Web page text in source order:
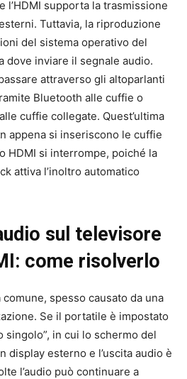
l’HDMI supporta la trasmissione
Tuttavia, la riproduzione
del sistema operativo del
dove inviare il segnale audio.
attraverso gli altoparlanti
Bluetooth alle cuffie o
cuffie collegate. Quest’ultima
appena si inseriscono le cuffie
HDMI si interrompe, poiché la
attiva l’inoltro automatico
sul televisore
come risolverlo
spesso causato da una
Se il portatile è impostato
singolo”, in cui lo schermo del
display esterno e l’uscita audio è
l’audio può continuare a